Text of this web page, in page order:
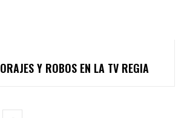
Y ROBOS EN LA TV REGIA